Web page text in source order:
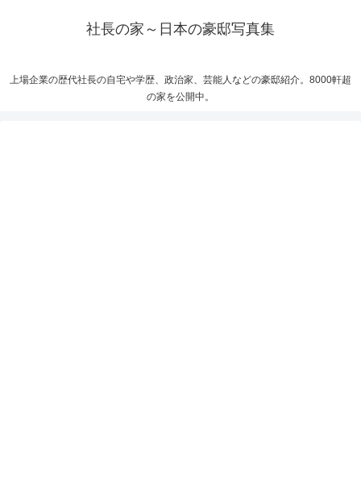
社長の家～日本の豪邸写真集
上場企業の歴代社長の自宅や学歴、政治家、芸能人などの豪邸紹介。8000軒超
の家を公開中。